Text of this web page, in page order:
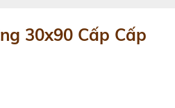
30x90 Cấp Cấp